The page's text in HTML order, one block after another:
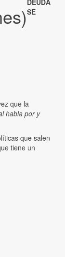
DEUDA
SE
que la
habla por y
que salen
tiene un